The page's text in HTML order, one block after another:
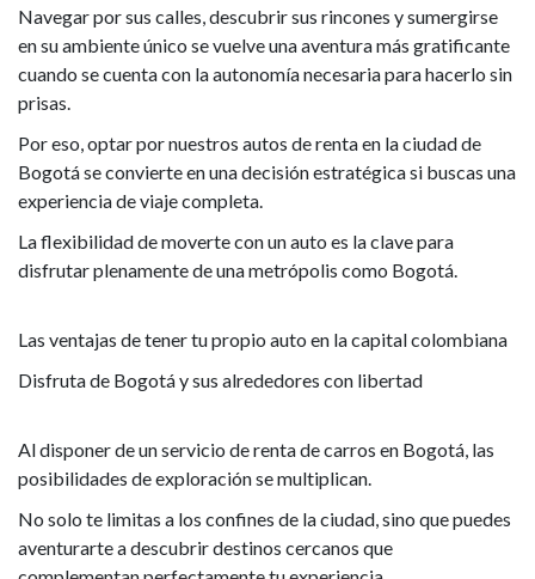
Navegar por sus calles, descubrir sus rincones y sumergirse
en su ambiente único se vuelve una aventura más gratificante
cuando se cuenta con la autonomía necesaria para hacerlo sin
prisas.
Por eso, optar por nuestros autos de renta en la ciudad de
Bogotá se convierte en una decisión estratégica si buscas una
experiencia de viaje completa.
La flexibilidad de moverte con un auto es la clave para
disfrutar plenamente de una metrópolis como Bogotá.
Las ventajas de tener tu propio auto en la capital colombiana
Disfruta de Bogotá y sus alrededores con libertad
Al disponer de un servicio de renta de carros en Bogotá, las
posibilidades de exploración se multiplican.
No solo te limitas a los confines de la ciudad, sino que puedes
aventurarte a descubrir destinos cercanos que